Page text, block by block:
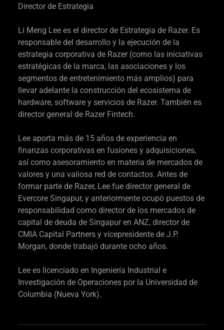
Director de Estrategia
Li Meng Lee es el director de Estrategia de Razer. Es
responsable del desarrollo y la ejecución de la
estrategia corporativa de Razer (como las iniciativas
estratégicas de la marca, las asociaciones y los
segmentos de entretenimiento más amplios) para
llevar adelante la construcción del ecosistema de
hardware, software y servicios de Razer. También es
director general de Razer Fintech.
Lee aporta más de 15 años de experiencia en
finanzas corporativas en fusiones y adquisiciones,
así como asesoramiento en materia de mercados de
valores y una valiosa red de contactos. Antes de
formar parte de Razer, Lee fue director general de
Evercore Singapur, y anteriormente ocupó puestos de
responsabilidad como director de los mercados de
capital de deuda de Singapur en ANZ, director de
CMIA Capital Partners y vicepresidente de J.P.
Morgan, donde trabajó durante ocho años.
Lee es licenciado en Ingeniería Industrial e
Investigación de Operaciones por la Universidad de
Columbia (Nueva York).